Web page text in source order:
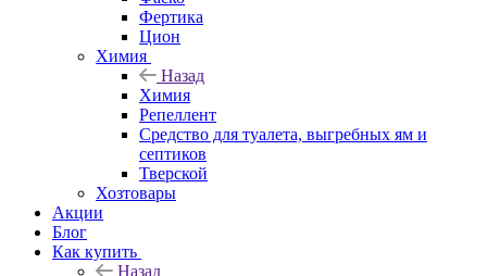
Фертика
Цион
Химия
Назад
Химия
Репеллент
Средство для туалета, выгребных ям и
септиков
Тверской
Хозтовары
Акции
Блог
Как купить
Назад